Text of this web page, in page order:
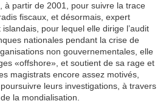
à partir de 2001, pour suivre la trace
fiscaux, et désormais, expert
pour lequel elle dirige l’audit
nationales pendant la crise de
non gouvernementales, elle
«offshore», et soutient de sa rage et
magistrats encore assez motivés,
leurs investigations, à travers
la mondialisation.